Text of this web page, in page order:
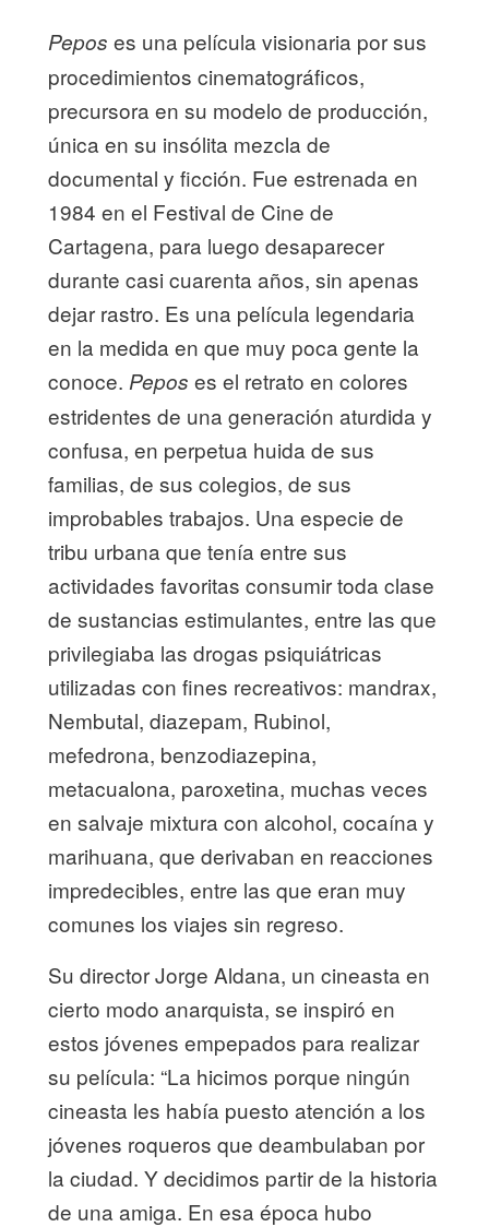
Pepos es una película visionaria por sus
procedimientos cinematográficos,
precursora en su modelo de producción,
única en su insólita mezcla de
documental y ficción. Fue estrenada en
1984 en el Festival de Cine de
Cartagena, para luego desaparecer
durante casi cuarenta años, sin apenas
dejar rastro. Es una película legendaria
en la medida en que muy poca gente la
conoce. Pepos es el retrato en colores
estridentes de una generación aturdida y
confusa, en perpetua huida de sus
familias, de sus colegios, de sus
improbables trabajos. Una especie de
tribu urbana que tenía entre sus
actividades favoritas consumir toda clase
de sustancias estimulantes, entre las que
privilegiaba las drogas psiquiátricas
utilizadas con fines recreativos: mandrax,
Nembutal, diazepam, Rubinol,
mefedrona, benzodiazepina,
metacualona, paroxetina, muchas veces
en salvaje mixtura con alcohol, cocaína y
marihuana, que derivaban en reacciones
impredecibles, entre las que eran muy
comunes los viajes sin regreso.
Su director Jorge Aldana, un cineasta en
cierto modo anarquista, se inspiró en
estos jóvenes empepados para realizar
su película: “La hicimos porque ningún
cineasta les había puesto atención a los
jóvenes roqueros que deambulaban por
la ciudad. Y decidimos partir de la historia
de una amiga. En esa época hubo